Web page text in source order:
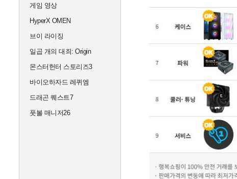
게임 영상
HyperX OMEN
브이 라이징
일곱 개의 대죄: Origin
몬스터헌터 스토리즈3
바이오하자드 레퀴엠
드래곤 퀘스트7
풋볼 매니저26